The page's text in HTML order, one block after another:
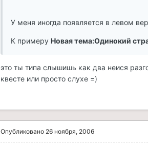
У меня иногда появляется в левом
К примеру Новая тема:Одинокий
это ты типа слышишь как два неися
квесте или просто слухе =)
Опубликовано 26 ноября, 2006